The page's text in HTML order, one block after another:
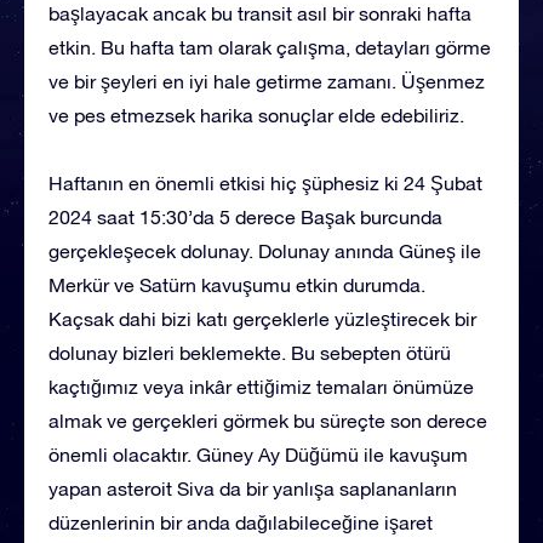
başlayacak ancak bu transit asıl bir sonraki hafta
etkin. Bu hafta tam olarak çalışma, detayları görme
ve bir şeyleri en iyi hale getirme zamanı. Üşenmez
ve pes etmezsek harika sonuçlar elde edebiliriz.
Haftanın en önemli etkisi hiç şüphesiz ki 24 Şubat
2024 saat 15:30’da 5 derece Başak burcunda
gerçekleşecek dolunay. Dolunay anında Güneş ile
Merkür ve Satürn kavuşumu etkin durumda.
Kaçsak dahi bizi katı gerçeklerle yüzleştirecek bir
dolunay bizleri beklemekte. Bu sebepten ötürü
kaçtığımız veya inkâr ettiğimiz temaları önümüze
almak ve gerçekleri görmek bu süreçte son derece
önemli olacaktır. Güney Ay Düğümü ile kavuşum
yapan asteroit Siva da bir yanlışa saplananların
düzenlerinin bir anda dağılabileceğine işaret